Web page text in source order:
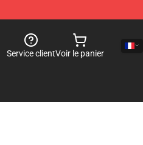
Service clientVoir le panier